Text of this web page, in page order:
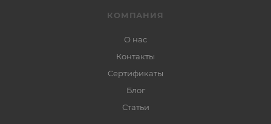
КОМПАНИЯ
О нас
Контакты
Сертификаты
Блог
Статьи